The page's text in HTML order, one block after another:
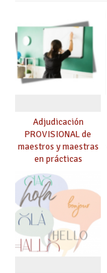
Adjudicación
PROVISIONAL de
maestros y maestras
en prácticas